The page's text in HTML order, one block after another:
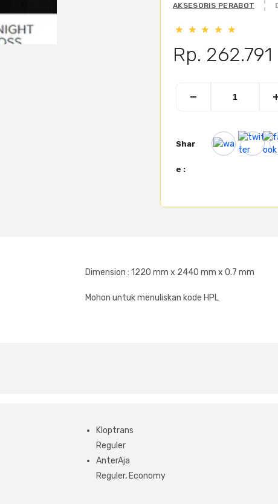
AKSESORIS PERABOT
Rp. 262.791
Shar
e :
Dimension : 1220 mm x 2440 mm x 0.7 mm
Mohon untuk menuliskan kode HPL
Kloptrans
Reguler
AnterAja
Reguler, Economy